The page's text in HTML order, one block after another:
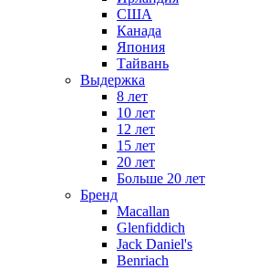
США
Канада
Япония
Тайвань
Выдержка
8 лет
10 лет
12 лет
15 лет
20 лет
Больше 20 лет
Бренд
Macallan
Glenfiddich
Jack Daniel's
Benriach